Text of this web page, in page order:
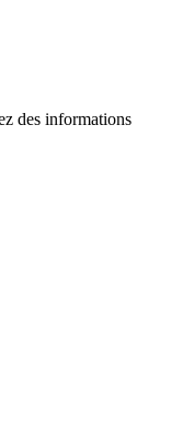
des informations